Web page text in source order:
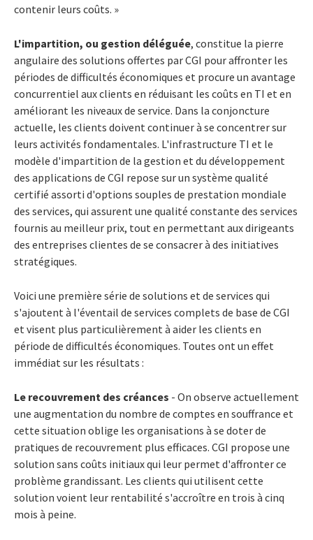
contenir leurs coûts. »
L'impartition, ou gestion déléguée, constitue la pierre
angulaire des solutions offertes par CGI pour affronter les
périodes de difficultés économiques et procure un avantage
concurrentiel aux clients en réduisant les coûts en TI et en
améliorant les niveaux de service. Dans la conjoncture
actuelle, les clients doivent continuer à se concentrer sur
leurs activités fondamentales. L'infrastructure TI et le
modèle d'impartition de la gestion et du développement
des applications de CGI repose sur un système qualité
certifié assorti d'options souples de prestation mondiale
des services, qui assurent une qualité constante des services
fournis au meilleur prix, tout en permettant aux dirigeants
des entreprises clientes de se consacrer à des initiatives
stratégiques.
Voici une première série de solutions et de services qui
s'ajoutent à l'éventail de services complets de base de CGI
et visent plus particulièrement à aider les clients en
période de difficultés économiques. Toutes ont un effet
immédiat sur les résultats :
Le recouvrement des créances - On observe actuellement
une augmentation du nombre de comptes en souffrance et
cette situation oblige les organisations à se doter de
pratiques de recouvrement plus efficaces. CGI propose une
solution sans coûts initiaux qui leur permet d'affronter ce
problème grandissant. Les clients qui utilisent cette
solution voient leur rentabilité s'accroître en trois à cinq
mois à peine.